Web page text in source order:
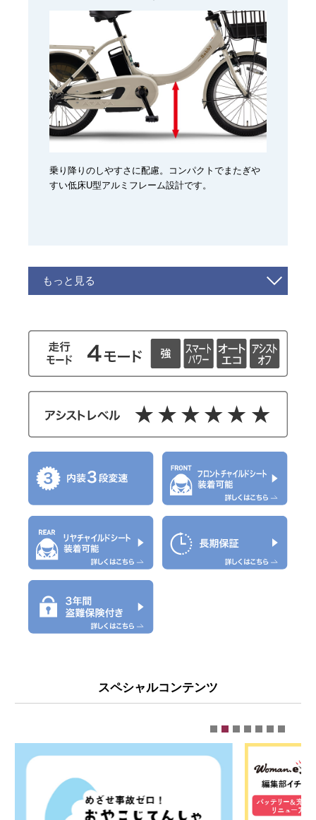
乗り降りのしやすさに配慮。コンパクトでまたぎや
すい低床U型アルミフレーム設計です。
もっと見る
スペシャルコンテンツ